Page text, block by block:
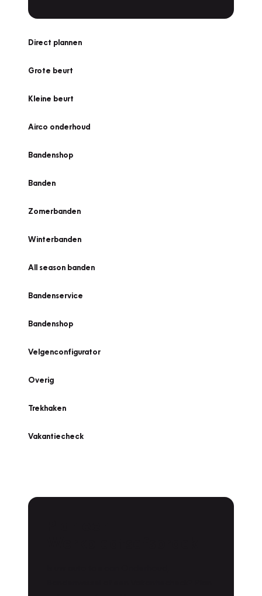
Direct plannen
Grote beurt
Kleine beurt
Airco onderhoud
Bandenshop
Banden
Zomerbanden
Winterbanden
All season banden
Bandenservice
Bandenshop
Velgenconfigurator
Overig
Trekhaken
Vakantiecheck